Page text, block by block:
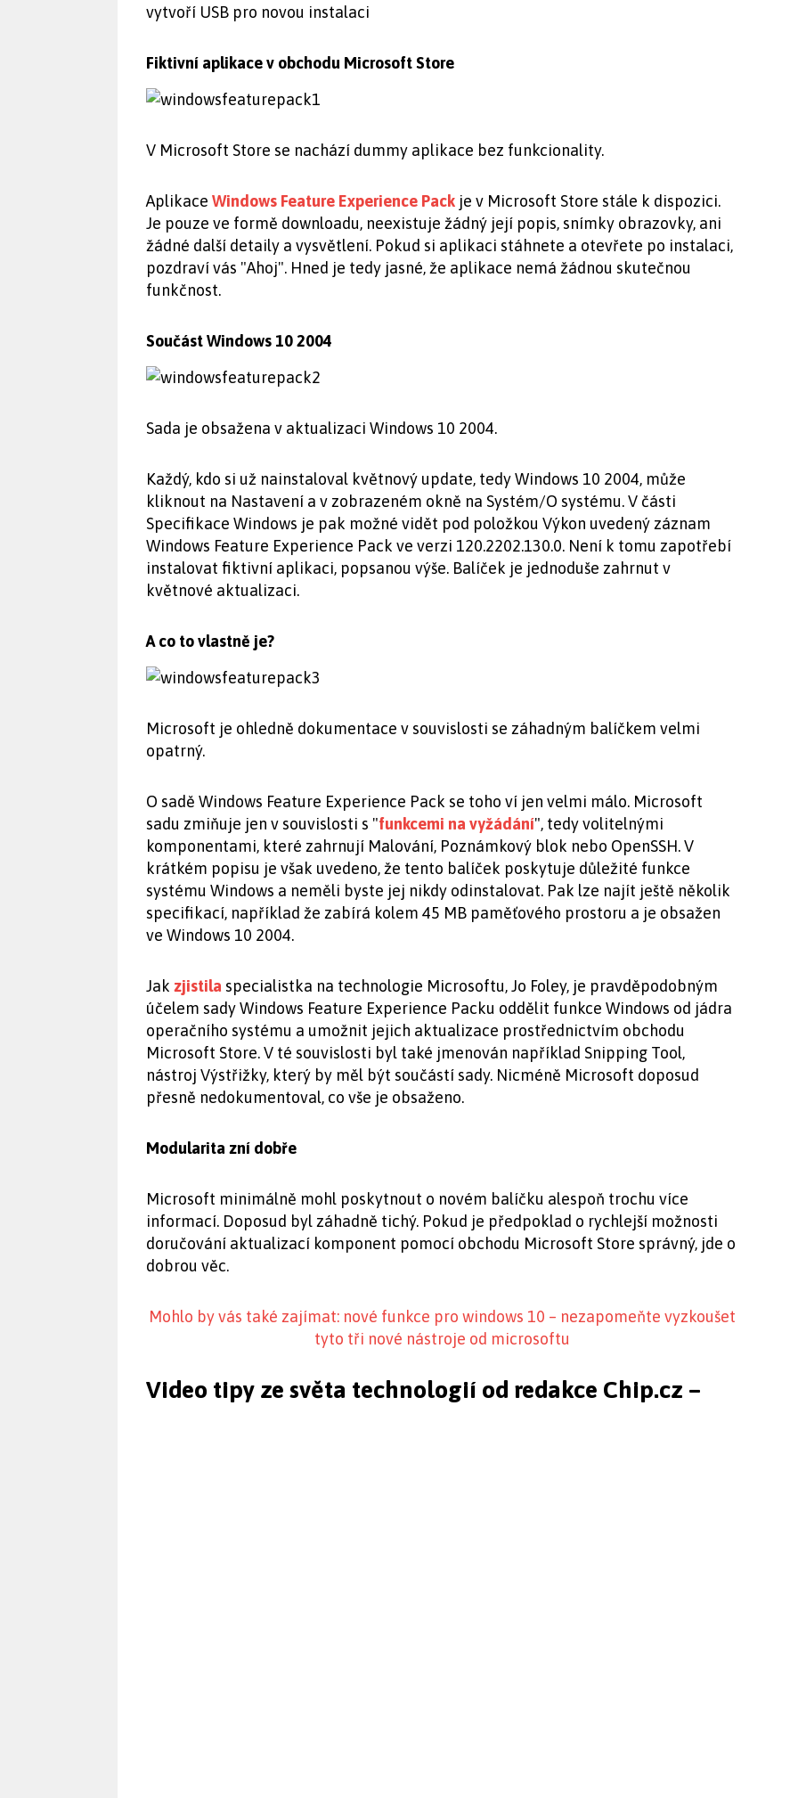
vytvoří USB pro novou instalaci
Fiktivní aplikace v obchodu Microsoft Store
V Microsoft Store se nachází dummy aplikace bez funkcionality.
Aplikace Windows Feature Experience Pack je v Microsoft Store stále k dispozici.
Je pouze ve formě downloadu, neexistuje žádný její popis, snímky obrazovky, ani
žádné další detaily a vysvětlení. Pokud si aplikaci stáhnete a otevřete po instalaci,
pozdraví vás "Ahoj". Hned je tedy jasné, že aplikace nemá žádnou skutečnou
funkčnost.
Součást Windows 10 2004
Sada je obsažena v aktualizaci Windows 10 2004.
Každý, kdo si už nainstaloval květnový update, tedy Windows 10 2004, může
kliknout na Nastavení a v zobrazeném okně na Systém/O systému. V části
Specifikace Windows je pak možné vidět pod položkou Výkon uvedený záznam
Windows Feature Experience Pack ve verzi 120.2202.130.0. Není k tomu zapotřebí
instalovat fiktivní aplikaci, popsanou výše. Balíček je jednoduše zahrnut v
květnové aktualizaci.
A co to vlastně je?
Microsoft je ohledně dokumentace v souvislosti se záhadným balíčkem velmi
opatrný.
O sadě Windows Feature Experience Pack se toho ví jen velmi málo. Microsoft
sadu zmiňuje jen v souvislosti s "funkcemi na vyžádání", tedy volitelnými
komponentami, které zahrnují Malování, Poznámkový blok nebo OpenSSH. V
krátkém popisu je však uvedeno, že tento balíček poskytuje důležité funkce
systému Windows a neměli byste jej nikdy odinstalovat. Pak lze najít ještě několik
specifikací, například že zabírá kolem 45 MB paměťového prostoru a je obsažen
ve Windows 10 2004.
Jak zjistila specialistka na technologie Microsoftu, Jo Foley, je pravděpodobným
účelem sady Windows Feature Experience Packu oddělit funkce Windows od jádra
operačního systému a umožnit jejich aktualizace prostřednictvím obchodu
Microsoft Store. V té souvislosti byl také jmenován například Snipping Tool,
nástroj Výstřižky, který by měl být součástí sady. Nicméně Microsoft doposud
přesně nedokumentoval, co vše je obsaženo.
Modularita zní dobře
Microsoft minimálně mohl poskytnout o novém balíčku alespoň trochu více
informací. Doposud byl záhadně tichý. Pokud je předpoklad o rychlejší možnosti
doručování aktualizací komponent pomocí obchodu Microsoft Store správný, jde o
dobrou věc.
Mohlo by vás také zajímat: nové funkce pro windows 10 – nezapomeňte vyzkoušet
tyto tři nové nástroje od microsoftu
Video tipy ze světa technologií od redakce Chip.cz –